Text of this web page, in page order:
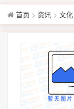
首页 > 资讯 > 文化